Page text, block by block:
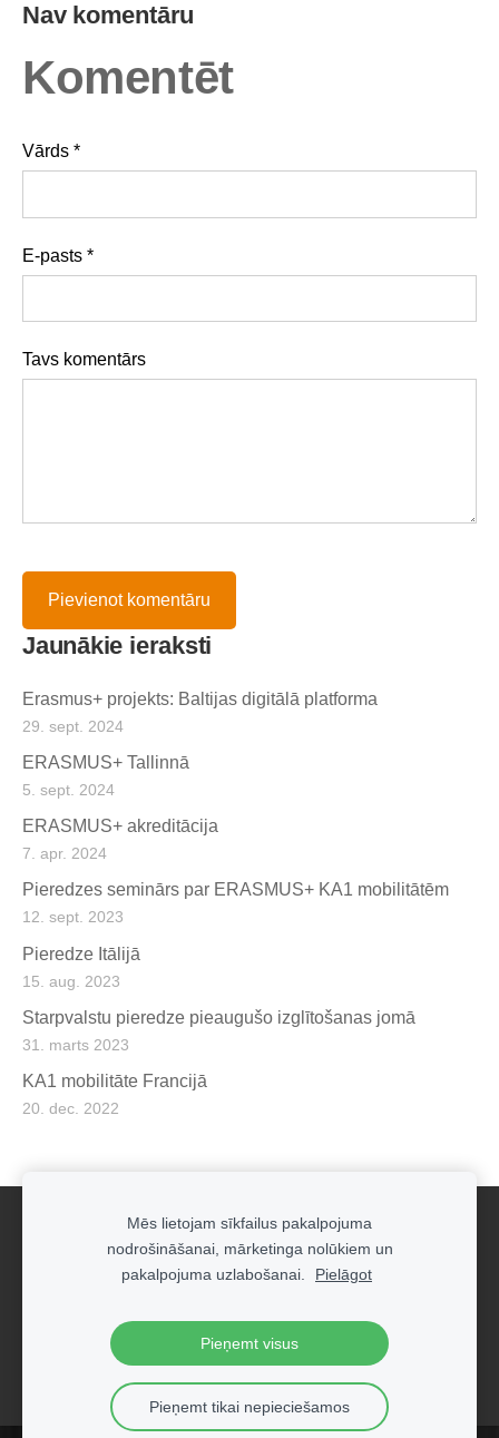
Jaunākie ieraksti
Erasmus+ projekts: Baltijas digitālā platforma
29. sept. 2024
ERASMUS+ Tallinnā
5. sept. 2024
ERASMUS+ akreditācija
7. apr. 2024
Pieredzes seminārs par ERASMUS+ KA1 mobilitātēm
12. sept. 2023
Pieredze Itālijā
15. aug. 2023
Starpvalstu pieredze pieaugušo izglītošanas jomā
31. marts 2023
KA1 mobilitāte Francijā
20. dec. 2022
Nav komentāru
Komentēt
Vārds *
E-pasts *
Tavs komentārs
Sīkdatnes
Servisa audita kompānija DORUS SIA
Privātuma politika
Mēs lietojam sīkfailus pakalpojuma
nodrošināšanai, mārketinga nolūkiem un
pakalpojuma uzlabošanai.
Pielāgot
Pieņemt visus
Pieņemt tikai nepieciešamos